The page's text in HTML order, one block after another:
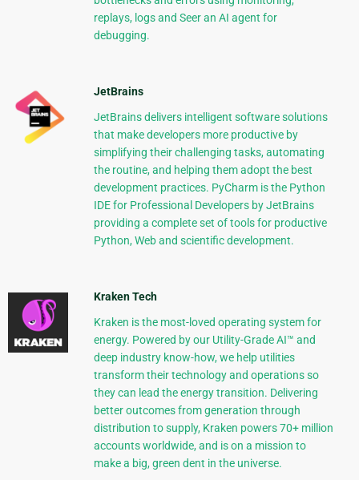
replays, logs and Seer an AI agent for
debugging.
JetBrains
JetBrains delivers intelligent software solutions
that make developers more productive by
simplifying their challenging tasks, automating
the routine, and helping them adopt the best
development practices. PyCharm is the Python
IDE for Professional Developers by JetBrains
providing a complete set of tools for productive
Python, Web and scientific development.
Kraken Tech
Kraken is the most-loved operating system for
energy. Powered by our Utility-Grade AI™ and
deep industry know-how, we help utilities
transform their technology and operations so
they can lead the energy transition. Delivering
better outcomes from generation through
distribution to supply, Kraken powers 70+ million
accounts worldwide, and is on a mission to
make a big, green dent in the universe.